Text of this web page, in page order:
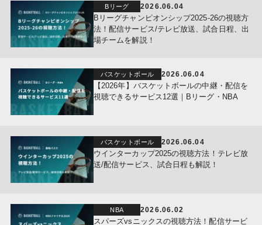
Bリーグ 2026.06.04
Bリーグチャンピオンシップ2025-26の視聴方
法！配信サービス/テレビ放送、試合日程、出
場チームを解説！
バスケットボール 2026.06.04
【2026年】バスケットボールの中継・配信を
視聴できるサービス12選｜Bリーグ・NBA
バスケットボール 2026.06.04
ウインターカップ2025の視聴方法！テレビ放
送/配信サービス、試合日程も解説！
NBA 2026.06.02
スパーズvsニックスの視聴方法！配信サービ